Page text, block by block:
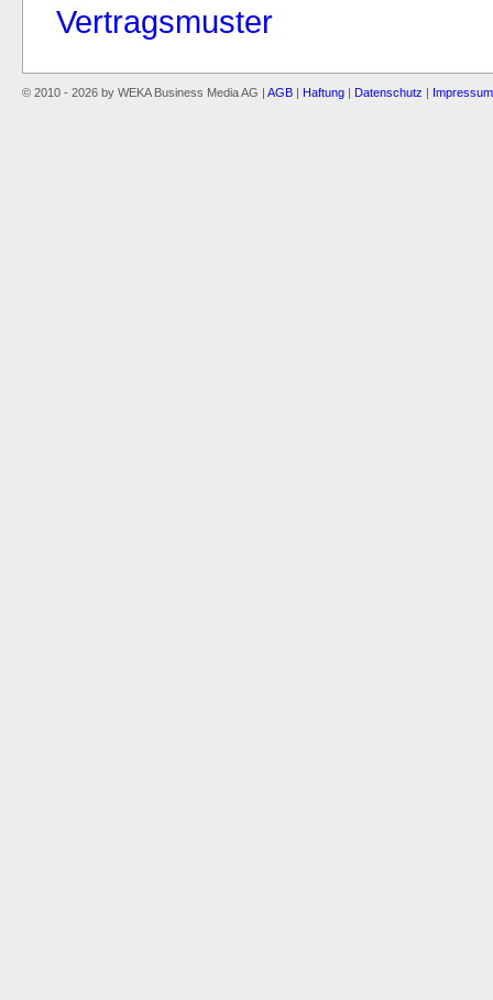
Vertragsmuster
© 2010 - 2026 by WEKA Business Media AG | AGB | Haftung | Datenschutz | Impressum